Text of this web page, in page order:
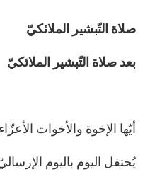
صلاة التّبشير الملائكيّ
بعد صلاة التّبشير الملائكيّ
أيّها الإخوة والأخوات
يُحتفل اليوم باليوم